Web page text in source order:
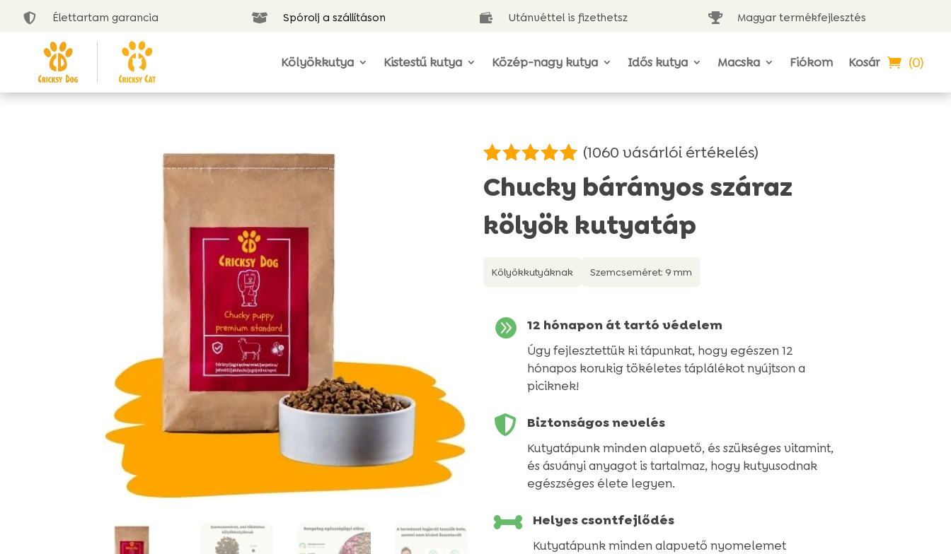
 Élettartam garancia  Spórolj a szállításon  Utánvéttel is fizethetsz  Magyar termékfejlesztés
Kölyökkutya Kistestű kutya Közép-nagy kutya Idős kutya Macska Fiókom Kosár (0)
Értékelés
4.93az 5-
ből,
értékelés
(1060 vásárlói értékelés)
Chucky bárányos száraz
kölyök kutyatáp
Kölyökkutyáknak Szemcseméret: 9 mm
 12 hónapon át tartó védelem
Úgy fejlesztettük ki tápunkat, hogy egészen 12
hónapos korukig tökéletes táplálékot nyújtson a
piciknek!
 Biztonságos nevelés
Kutyatápunk minden alapvető, és szükséges vitamint,
és ásványi anyagot is tartalmaz, hogy kutyusodnak
egészséges élete legyen.
 Helyes csontfejlődés
Kutyatápunk minden alapvető nyomelemet